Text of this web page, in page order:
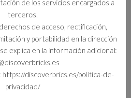
de los servicios encargados a
terceros.
de acceso, rectificación,
y portabilidad en la dirección
explica en la información adicional:
https://discoverbrics.es/politica-de-
privacidad/